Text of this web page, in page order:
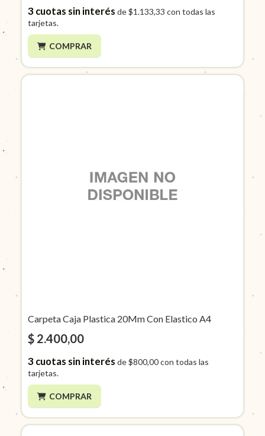
3cuotas sin interés de$1.133,33 con todas las
tarjetas.
COMPRAR
Carpeta Caja Plastica 20Mm Con Elastico A4
$ 2.400,00
3cuotas sin interés de$800,00con todas las
tarjetas.
COMPRAR